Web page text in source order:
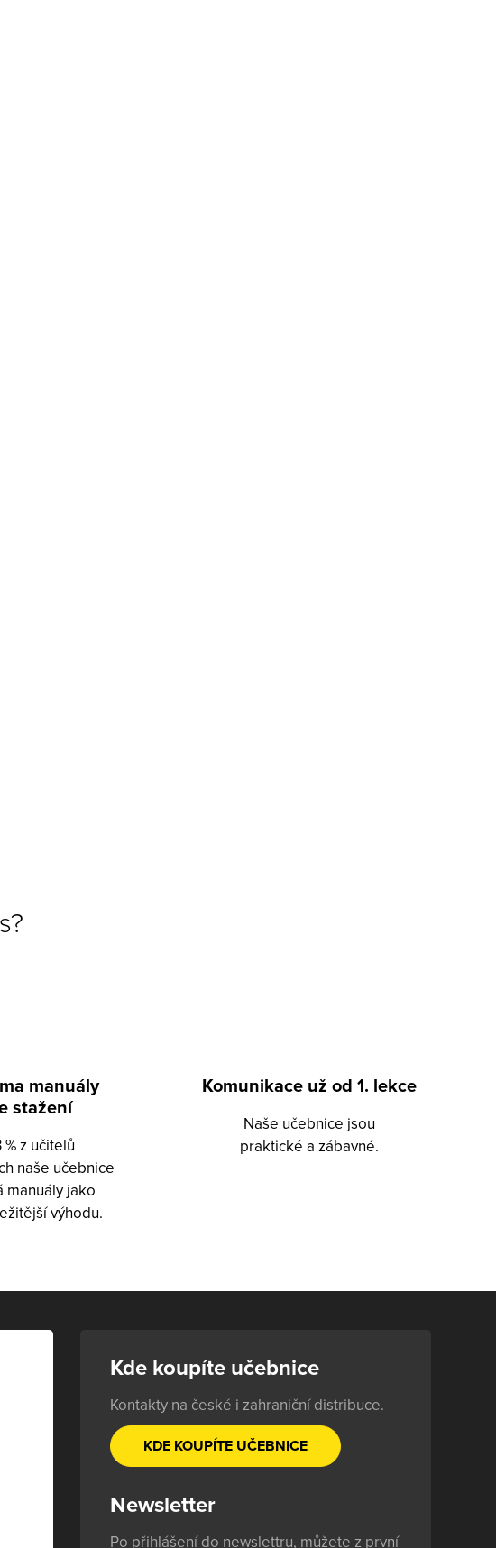
manuály
stažení
% z učitelů
naše učebnice
manuály jako
výhodu.
Komunikace už od 1. lekce
Naše učebnice jsou
praktické a zábavné.
Kde koupíte učebnice
Kontakty na české i zahraniční distribuce.
KDE KOUPÍTE UČEBNICE
Newsletter
Po přihlášení do newslettru, můžete z první